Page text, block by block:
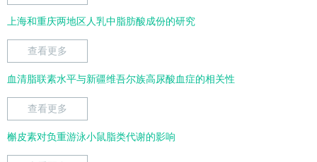
上海和重庆两地区人乳中脂肪酸成份的研究
查看更多
血清脂联素水平与新疆维吾尔族高尿酸血症的相关性
查看更多
槲皮素对负重游泳小鼠脂类代谢的影响